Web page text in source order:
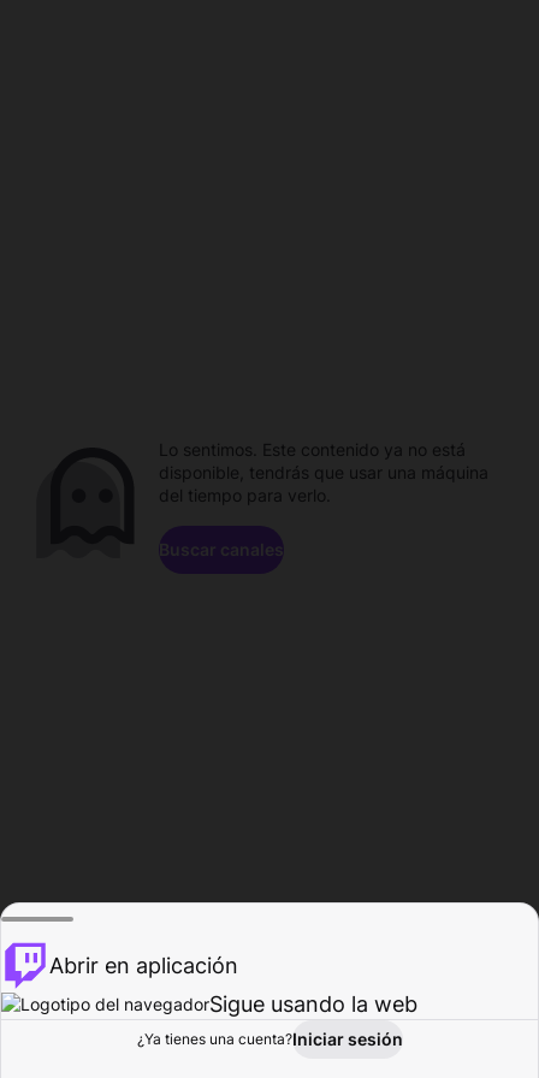
Explorar Actividad
Lo sentimos. Este contenido ya no está
disponible, tendrás que usar una máquina
del tiempo para verlo.
Buscar canales
Abrir en aplicación
Sigue usando la web
¿Ya tienes una cuenta?Iniciar sesión